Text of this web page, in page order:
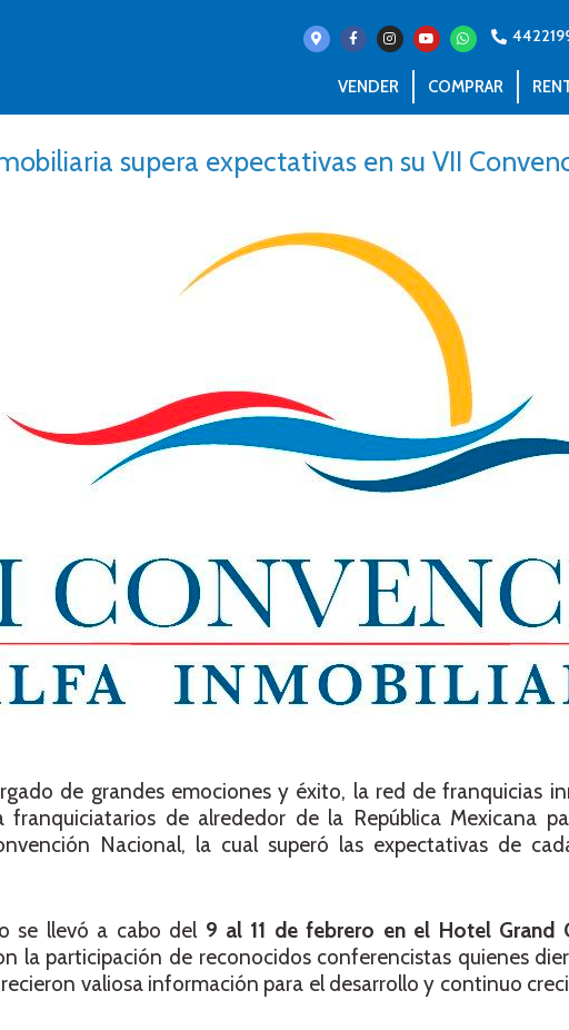
VENDER COMPRAR
supera expectativas en su VII
de grandes emociones y éxito, la red de franquicias
de alrededor de la República Mexicana
Nacional, la cual superó las expectativas de
se llevó a cabo del 9 al 11 de febrero en el Hotel Grand
la participación de reconocidos conferencistas quienes
valiosa información para el desarrollo y continuo